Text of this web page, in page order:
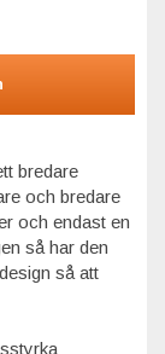
bredare
och bredare
och endast en
så har den
så att